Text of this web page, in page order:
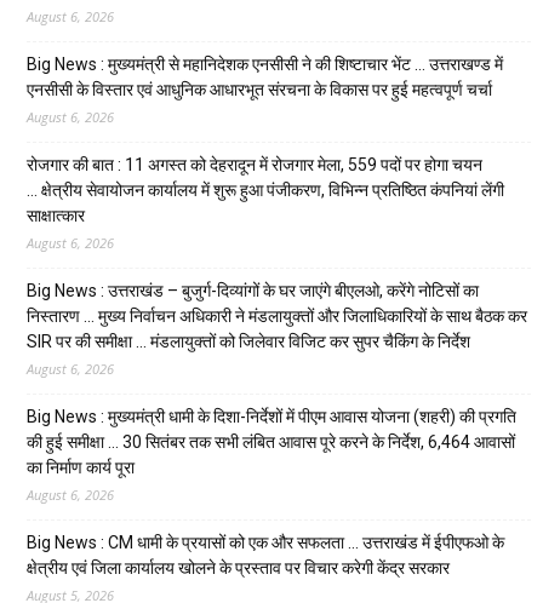
August 6, 2026
Big News : मुख्यमंत्री से महानिदेशक एनसीसी ने की शिष्टाचार भेंट … उत्तराखण्ड में
एनसीसी के विस्तार एवं आधुनिक आधारभूत संरचना के विकास पर हुई महत्वपूर्ण चर्चा
August 6, 2026
रोजगार की बात : 11 अगस्त को देहरादून में रोजगार मेला, 559 पदों पर होगा चयन
… क्षेत्रीय सेवायोजन कार्यालय में शुरू हुआ पंजीकरण, विभिन्न प्रतिष्ठित कंपनियां लेंगी
साक्षात्कार
August 6, 2026
Big News : उत्तराखंड – बुजुर्ग-दिव्यांगों के घर जाएंगे बीएलओ, करेंगे नोटिसों का
निस्तारण … मुख्य निर्वाचन अधिकारी ने मंडलायुक्तों और जिलाधिकारियों के साथ बैठक कर
SIR पर की समीक्षा … मंडलायुक्तों को जिलेवार विजिट कर सुपर चैकिंग के निर्देश
August 6, 2026
Big News : मुख्यमंत्री धामी के दिशा-निर्देशों में पीएम आवास योजना (शहरी) की प्रगति
की हुई समीक्षा … 30 सितंबर तक सभी लंबित आवास पूरे करने के निर्देश, 6,464 आवासों
का निर्माण कार्य पूरा
August 6, 2026
Big News : CM धामी के प्रयासों को एक और सफलता … उत्तराखंड में ईपीएफओ के
क्षेत्रीय एवं जिला कार्यालय खोलने के प्रस्ताव पर विचार करेगी केंद्र सरकार
August 5, 2026